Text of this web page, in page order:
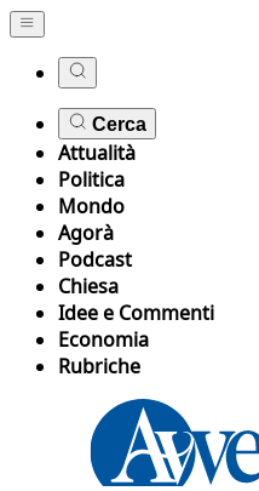
Cerca
Attualità
Politica
Mondo
Agorà
Podcast
Chiesa
Idee e Commenti
Economia
Rubriche